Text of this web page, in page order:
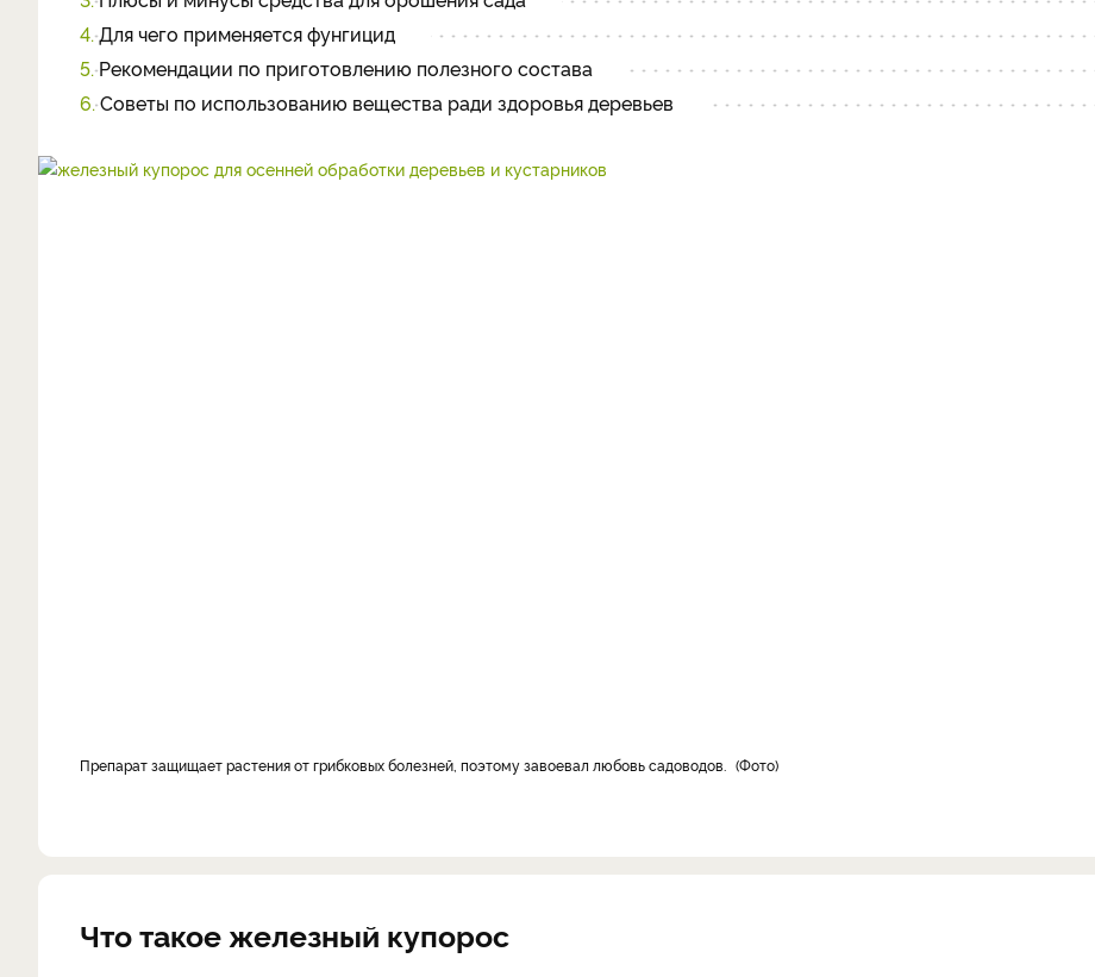
4. Для чего применяется фунгицид
5. Рекомендации по приготовлению полезного состава
6. Советы по использованию вещества ради здоровья деревьев
Препарат защищает растения от грибковых болезней, поэтому завоевал любовь садоводов. Фото
Что такое железный купорос